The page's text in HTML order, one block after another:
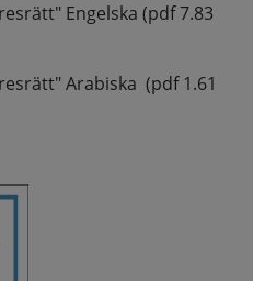
Engelska (pdf 7.83
Arabiska (pdf 1.61